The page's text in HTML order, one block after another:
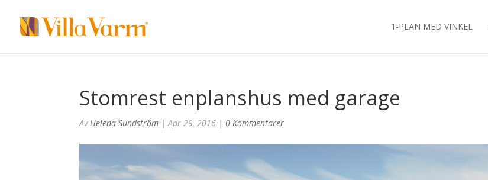
1-PLAN MED VINKEL
Stomrest enplanshus med garage
AvHelena Sundström |Apr 29, 2016 |0 Kommentarer